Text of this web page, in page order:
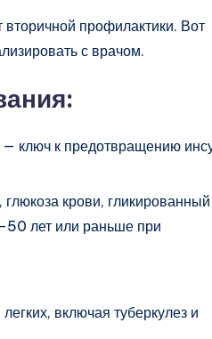
профилактики. Вот
с врачом.
— ключ к предотвращению
крови, гликированный
лет или раньше при
включая туберкулез и